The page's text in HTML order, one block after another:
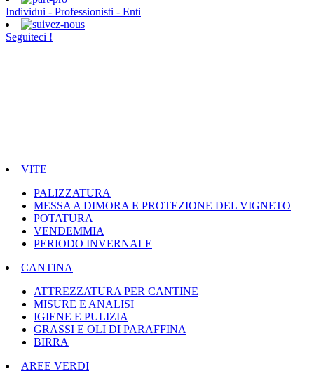
Individui - Professionisti - Enti
Seguiteci !
VITE
PALIZZATURA
MESSA A DIMORA E PROTEZIONE DEL VIGNETO
POTATURA
VENDEMMIA
PERIODO INVERNALE
CANTINA
ATTREZZATURA PER CANTINE
MISURE E ANALISI
IGIENE E PULIZIA
GRASSI E OLI DI PARAFFINA
BIRRA
AREE VERDI